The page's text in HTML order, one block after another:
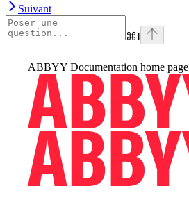
Suivant
⌘I
ABBYY Documentation home page